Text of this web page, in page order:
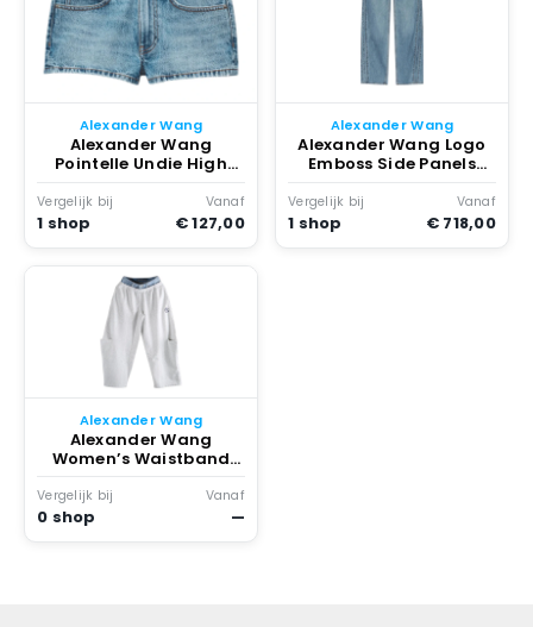
Alexander Wang
Alexander Wang
Pointelle Undie High
Rise Mini Shorts Vintage
Light Indigo
Vergelijk bij
1 shop
Vanaf
€ 127,00
Alexander Wang
Alexander Wang Logo
Emboss Side Panels
Balloon Jogger Vintage
Light Indigo
Vergelijk bij
1 shop
Vanaf
€ 718,00
Alexander Wang
Alexander Wang
Women’s Waistband
Pre-Styled Slashed
Sweatpant /Vintage
Light Indigo Grijs
Vergelijk bij
0 shop
Vanaf
—